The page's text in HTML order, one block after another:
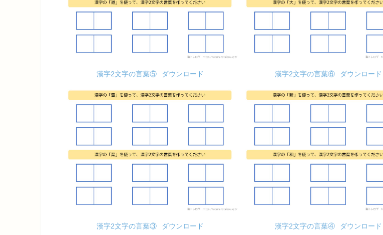
漢字2文字の言葉⑤ ダウンロード 漢字2文字の言葉⑥ ダウンロード
漢字2文字の言葉③ ダウンロード 漢字2文字の言葉④ ダウンロード